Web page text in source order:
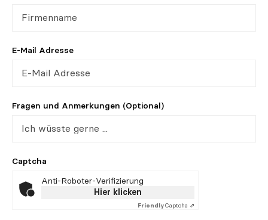
E-Mail Adresse
Fragen und Anmerkungen (Optional)
Captcha
Anti-Roboter-Verifizierung
Hier klicken
Friendly Captcha ⇗